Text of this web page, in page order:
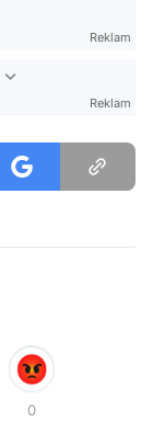
Reklam
Reklam
0